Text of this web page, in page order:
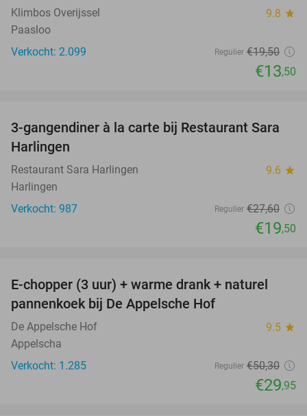
Klimbos Overijssel 9.8 star
Paasloo
Verkocht: 2.099
Regulier €19,50
€13,50
29%
3-gangendiner à la carte bij Restaurant Sara
Harlingen
Restaurant Sara Harlingen 9.6 star
Harlingen
Verkocht: 987
Regulier €27,60
€19,50
40%
E-chopper (3 uur) + warme drank + naturel
pannenkoek bij De Appelsche Hof
De Appelsche Hof 9.5 star
Appelscha
Verkocht: 1.285
Regulier €50,30
€29,95